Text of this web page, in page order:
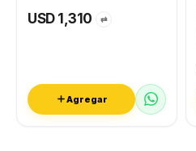
USD 1,310 ⇄
Agregar